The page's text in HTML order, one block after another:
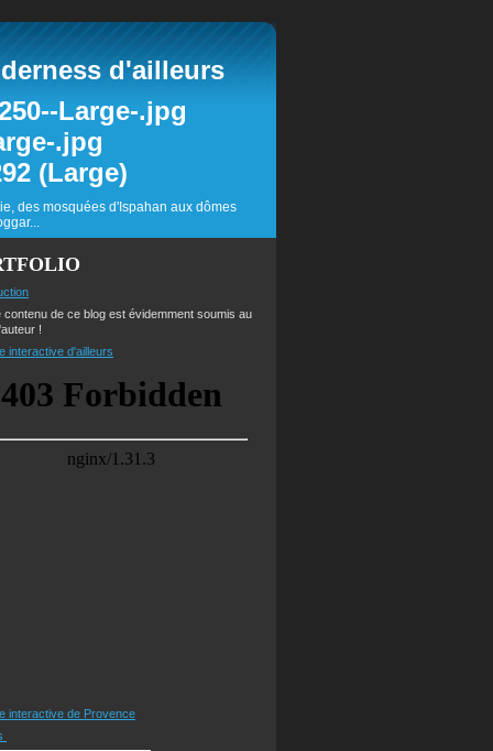
d'ailleurs
des mosquées d'Ispahan aux dômes
contenu de ce blog est évidemment soumis au
!
interactive d'ailleurs
interactive de Provence